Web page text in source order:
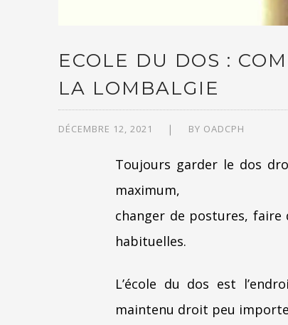
ECOLE DU DOS :
LA LOMBALGIE
DÉCEMBRE 12, 2021 BY OADCPH
Toujours garder le dos
maximum,
changer de postures,
habituelles.
L’école du dos est
maintenu droit peu